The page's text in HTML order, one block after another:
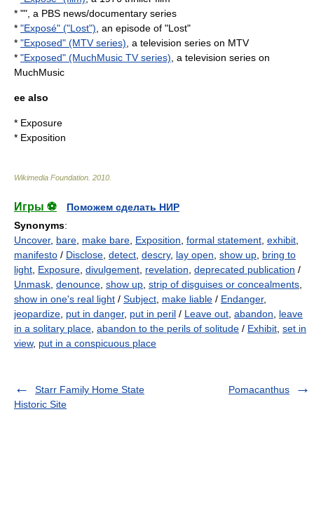
* "", a PBS news/documentary series
* "Exposé" ("Lost") , an episode of "Lost"
* "Exposed" (MTV series) , a television series on MTV
* "Exposed" (MuchMusic TV series) , a television series on
MuchMusic
ee also
* Exposure
* Exposition
Wikimedia Foundation 2010
Игры ⚽
Поможем сделать НИР
Synonyms:
Uncover, bare make bare Exposition formal statement exhibit
manifesto / Disclose detect descry, lay open show up bring to
light Exposure divulgement revelation deprecated publication /
Unmask denounce show up strip of disguises or concealments
show in one's real light / Subject make liable / Endanger,
jeopardize put in danger, put in peril / Leave out abandon
leave
in a solitary place abandon to the perils of solitude / Exhibit set in
view, put in a conspicuous place
Starr Family Home State
Historic Site
Pomacanthus